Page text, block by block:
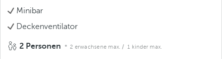
Minibar
Deckenventilator
2 Personen 2 erwachsene max. / 1 kinder max.